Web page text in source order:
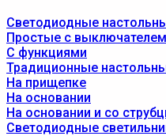
Светодиодные
Простые с выключателем
С функциями
Традиционные
На прищепке
На основании
На основании и со
Светодиодные